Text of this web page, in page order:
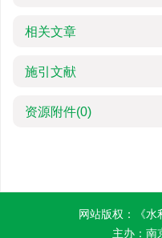
相关文章
施引文献
资源附件(0)
网站版权：《水
主办：南